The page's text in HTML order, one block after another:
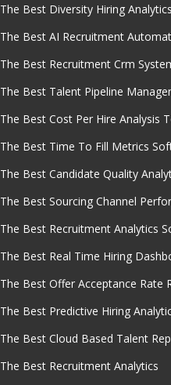
The Best Diversity Hiring Analytics
The Best AI Recruitment
The Best Recruitment Crm
The Best Talent Pipeline
The Best Cost Per Hire Analysis
The Best Time To Fill Metrics
The Best Candidate Quality
The Best Sourcing Channel
The Best Recruitment Analytics
The Best Real Time Hiring
The Best Offer Acceptance Rate
The Best Predictive Hiring
The Best Cloud Based Talent
The Best Recruitment Analytics